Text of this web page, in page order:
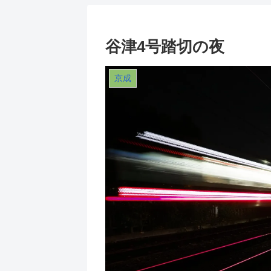
谷津4号踏切の夜
京成